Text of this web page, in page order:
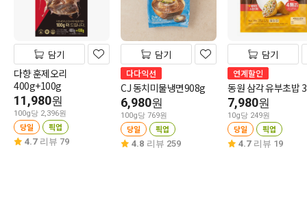
담기
다향 훈제오리
400g+100g
11,980원
100g당 2,396원
당일 픽업
4.7 리뷰 79
담기
다다익선
CJ 동치미물냉면908g
6,980원
100g당 769원
당일 픽업
4.8 리뷰 259
담기
연계할인
동원 삼각 유부초밥
7,980원
10g당 249원
당일 픽업
4.7 리뷰 19